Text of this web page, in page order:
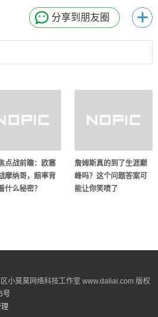
分享到朋友圈
点战前瞻：欧塞
摩纳哥，赔率背
什么秘密？
詹姆斯真的到了生涯巅
峰吗？这个问题答案可
能让你笑喷了
小莫莫网络科技工作室 www.daliai.com 版权
号
理